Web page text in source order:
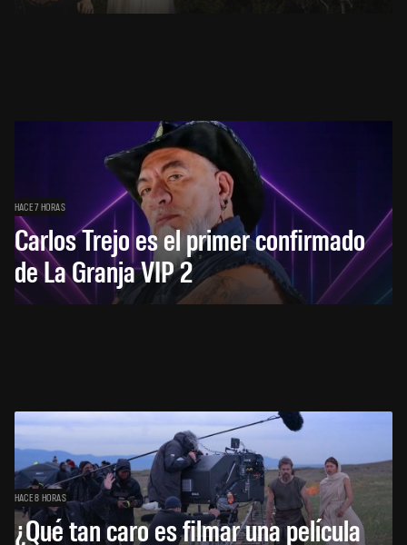
HACE 7 HORAS
Carlos Trejo es el primer confirmado
de La Granja VIP 2
HACE 8 HORAS
¿Qué tan caro es filmar una película